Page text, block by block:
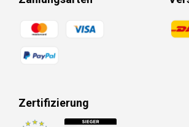
Zahlungsmethoden
Zertifizierung